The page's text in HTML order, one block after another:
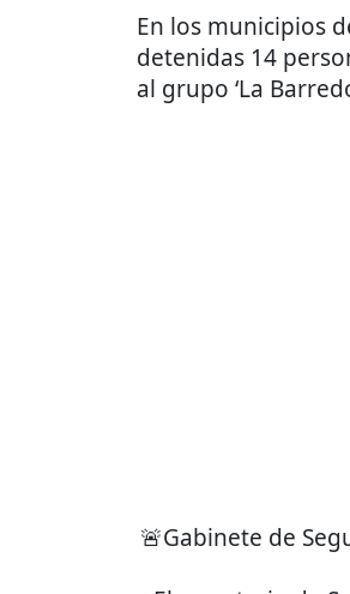
En los municipios
detenidas 14
al grupo ‘La
🚨Gabinete de